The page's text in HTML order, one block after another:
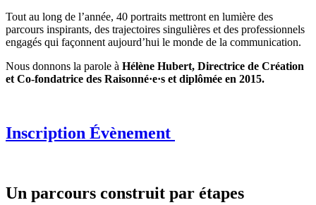
Tout au long de l’année, 40 portraits mettront en lumière des
parcours inspirants, des trajectoires singulières et des professionnels
engagés qui façonnent aujourd’hui le monde de la communication.
Nous donnons la parole à Hélène Hubert, Directrice de Création
et Co-fondatrice des Raisonné·e·s et diplômée en 2015.
Inscription Évènement
Un parcours construit par étapes